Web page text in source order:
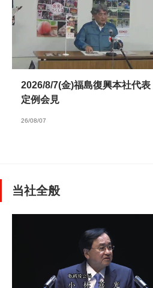
2026/8/7(金)福島復興本社代
定例会見
26/08/07
当社全般